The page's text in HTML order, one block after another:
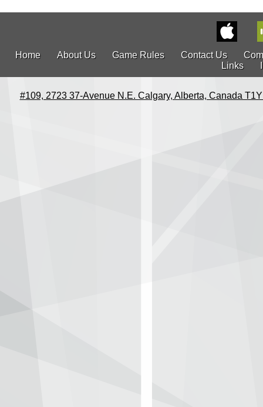
Home About Us Game Rules Contact Us
Links
#109, 2723 37-Avenue N.E. Calgary, Alberta, Canada